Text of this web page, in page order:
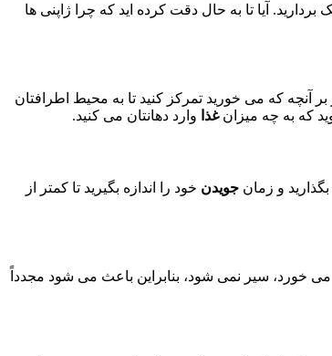
آیا تا به حال دقت کرده اید که چرا ژاپنی ها
آنچه که می خورید تمرکز کنید تا به محیط اطرافتان
که به چه میزانغذا وارد دهانتان می کنید.
جویدن خود را اندازه بگیرید تا کمتر از
خورد، سیر نمی شود، بنابراین باعث می شود مجدداً